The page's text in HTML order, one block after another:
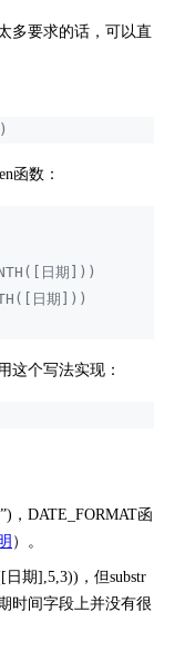
多要求的话，可以直
函数：
日期]))
日期]))
这个写法实现：
，DATE_FORMAT函
）。
日期],5,3))，但substr
时间字段上并没有很